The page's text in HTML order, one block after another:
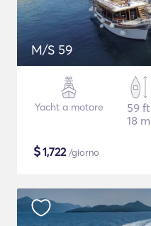
M/S 59
Yacht a motore
59 ft
18 m
$1,722/giorno